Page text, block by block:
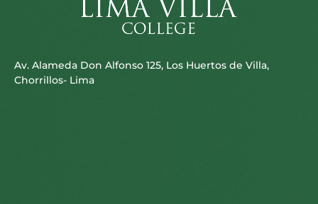
Av. Alameda Don Alfonso 125, Los Huertos de Villa,
Chorrillos- Lima